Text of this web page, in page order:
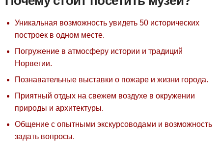
Уникальная возможность увидеть 50 исторических
построек в одном месте.
Погружение в атмосферу истории и традиций
Норвегии.
Познавательные выставки о пожаре и жизни города.
Приятный отдых на свежем воздухе в окружении
природы и архитектуры.
Общение с опытными экскурсоводами и возможность
задать вопросы.